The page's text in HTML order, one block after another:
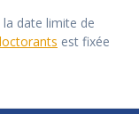
date limite de
est fixée